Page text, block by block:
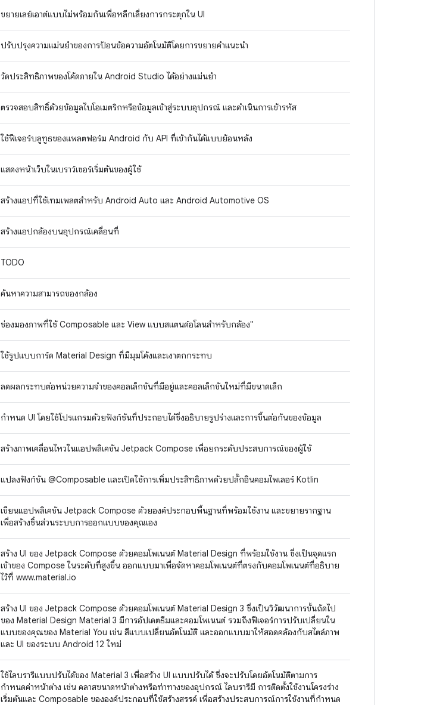
ขยายเลย์เอาต์แบบไม่พร้อมกันเพื่อหลีกเลี่ยงการกระตุกใน UI
ปรับปรุงความแม่นยำของการป้อนข้อความอัตโนมัติโดยการขยายคำแนะนำ
วัดประสิทธิภาพของโค้ดภายใน Android Studio ได้อย่างแม่นยำ
ตรวจสอบสิทธิ์ด้วยข้อมูลไบโอเมตริกหรือข้อมูลเข้าสู่ระบบอุปกรณ์ และดำเนินการเข้ารหัส
ใช้ฟีเจอร์บลูทูธของแพลตฟอร์ม Android กับ API ที่เข้ากันได้แบบย้อนหลัง
แสดงหน้าเว็บในเบราว์เซอร์เริ่มต้นของผู้ใช้
สร้างแอปที่ใช้เทมเพลตสำหรับ Android Auto และ Android Automotive OS
สร้างแอปกล้องบนอุปกรณ์เคลื่อนที่
TODO
ค้นหาความสามารถของกล้อง
ช่องมองภาพที่ใช้ Composable และ View แบบสแตนด์อโลนสำหรับกล้อง"
ใช้รูปแบบการ์ด Material Design ที่มีมุมโค้งและเงาตกกระทบ
ลดผลกระทบต่อหน่วยความจำของคอลเล็กชันที่มีอยู่และคอลเล็กชันใหม่ที่มีขนาดเล็ก
กำหนด UI โดยใช้โปรแกรมด้วยฟังก์ชันที่ประกอบได้ซึ่งอธิบายรูปร่างและการขึ้นต่อกันของข้อมูล
สร้างภาพเคลื่อนไหวในแอปพลิเคชัน Jetpack Compose เพื่อยกระดับประสบการณ์ของผู้ใช้
แปลงฟังก์ชัน @Composable และเปิดใช้การเพิ่มประสิทธิภาพด้วยปลั๊กอินคอมไพเลอร์ Kotlin
เขียนแอปพลิเคชัน Jetpack Compose ด้วยองค์ประกอบพื้นฐานที่พร้อมใช้งาน และขยายรากฐาน
เพื่อสร้างชิ้นส่วนระบบการออกแบบของคุณเอง
สร้าง UI ของ Jetpack Compose ด้วยคอมโพเนนต์ Material Design ที่พร้อมใช้งาน ซึ่งเป็นจุดแรก
เข้าของ Compose ในระดับที่สูงขึ้น ออกแบบมาเพื่อจัดหาคอมโพเนนต์ที่ตรงกับคอมโพเนนต์ที่อธิบาย
ไว้ที่ www.material.io
สร้าง UI ของ Jetpack Compose ด้วยคอมโพเนนต์ Material Design 3 ซึ่งเป็นวิวัฒนาการขั้นถัดไป
ของ Material Design Material 3 มีการอัปเดตธีมและคอมโพเนนต์ รวมถึงฟีเจอร์การปรับเปลี่ยนใน
แบบของคุณของ Material You เช่น สีแบบเปลี่ยนอัตโนมัติ และออกแบบมาให้สอดคล้องกับสไตล์ภาพ
และ UI ของระบบ Android 12 ใหม่
ใช้ไลบรารีแบบปรับได้ของ Material 3 เพื่อสร้าง UI แบบปรับได้ ซึ่งจะปรับโดยอัตโนมัติตามการ
กำหนดค่าหน้าต่าง เช่น คลาสขนาดหน้าต่างหรือท่าทางของอุปกรณ์ ไลบรารีมี การติดตั้งใช้งานโครงร่าง
เริ่มต้นและ Composable ขององค์ประกอบที่ใช้สร้างสรรค์ เพื่อสร้างประสบการณ์การใช้งานที่กำหนด